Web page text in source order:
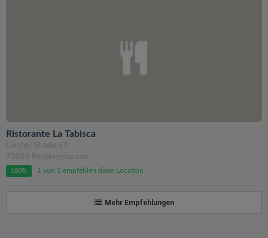
Ristorante La Tabisca
Lorcher Straße 51
73098 Rechberghausen
100% 1 von 1 empfehlen diese Location
Mehr Empfehlungen